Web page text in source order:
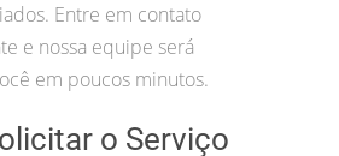
Entre em contato
e nossa equipe será
em poucos minutos.
o Serviço